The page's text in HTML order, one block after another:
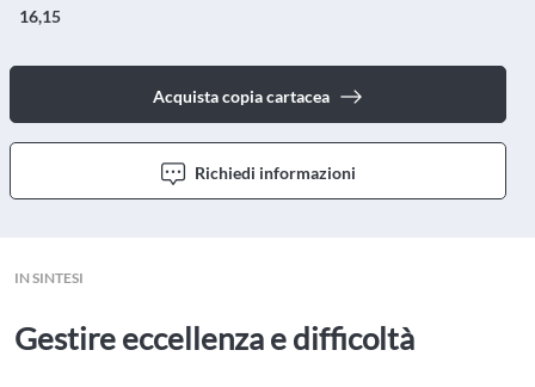
16,15
Acquista copia cartacea
Richiedi informazioni
IN SINTESI
Gestire eccellenza e difficoltà